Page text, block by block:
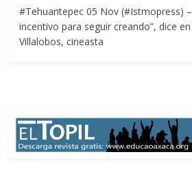
#Tehuantepec 05 Nov (#Istmopress)
incentivo para seguir creando”, dice
Villalobos, cineasta